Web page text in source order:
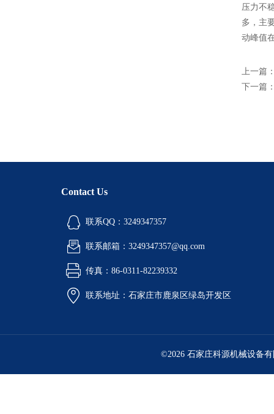
压力不
多，主
动峰值
上一篇
下一篇
Contact Us
联系QQ：3249347357
联系邮箱：3249347357@qq.com
传真：86-0311-82239332
联系地址：石家庄市鹿泉区绿岛开发区
©2026 石家庄科源机械设备